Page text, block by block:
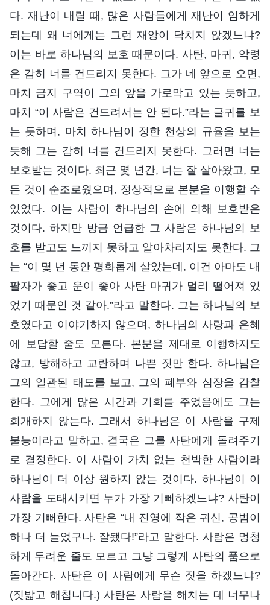
다. 재난이 내릴 때, 많은 사람들에게 재난이 임하게
되는데 왜 너에게는 그런 재앙이 닥치지 않겠느냐?
이는 바로 하나님의 보호 때문이다. 사탄, 마귀, 악령
은 감히 너를 건드리지 못한다. 그가 네 앞으로 오면,
마치 금지 구역이 그의 앞을 가로막고 있는 듯하고,
마치 “이 사람은 건드려서는 안 된다.”라는 글귀를 보
는 듯하며, 마치 하나님이 정한 천상의 규율을 보는
듯해 그는 감히 너를 건드리지 못한다. 그러면 너는
보호받는 것이다. 최근 몇 년간, 너는 잘 살아왔고, 모
든 것이 순조로웠으며, 정상적으로 본분을 이행할 수
있었다. 이는 사람이 하나님의 손에 의해 보호받은
것이다. 하지만 방금 언급한 그 사람은 하나님의 보
호를 받고도 느끼지 못하고 알아차리지도 못한다. 그
는 “이 몇 년 동안 평화롭게 살았는데, 이건 아마도 내
팔자가 좋고 운이 좋아 사탄 마귀가 멀리 떨어져 있
었기 때문인 것 같아.”라고 말한다. 그는 하나님의 보
호였다고 이야기하지 않으며, 하나님의 사랑과 은혜
에 보답할 줄도 모른다. 본분을 제대로 이행하지도
않고, 방해하고 교란하며 나쁜 짓만 한다. 하나님은
그의 일관된 태도를 보고, 그의 폐부와 심장을 감찰
한다. 그에게 많은 시간과 기회를 주었음에도 그는
회개하지 않는다. 그래서 하나님은 이 사람을 구제
불능이라고 말하고, 결국은 그를 사탄에게 돌려주기
로 결정한다. 이 사람이 가치 없는 천박한 사람이라
하나님이 더 이상 원하지 않는 것이다. 하나님이 이
사람을 도태시키면 누가 가장 기뻐하겠느냐? 사탄이
가장 기뻐한다. 사탄은 “내 진영에 작은 귀신, 공범이
하나 더 늘었구나. 잘됐다!”라고 말한다. 사람은 멍청
하게 두려운 줄도 모르고 그냥 그렇게 사탄의 품으로
돌아간다. 사탄은 이 사람에게 무슨 짓을 하겠느냐?
(짓밟고 해칩니다.) 사탄은 사람을 해치는 데 너무나